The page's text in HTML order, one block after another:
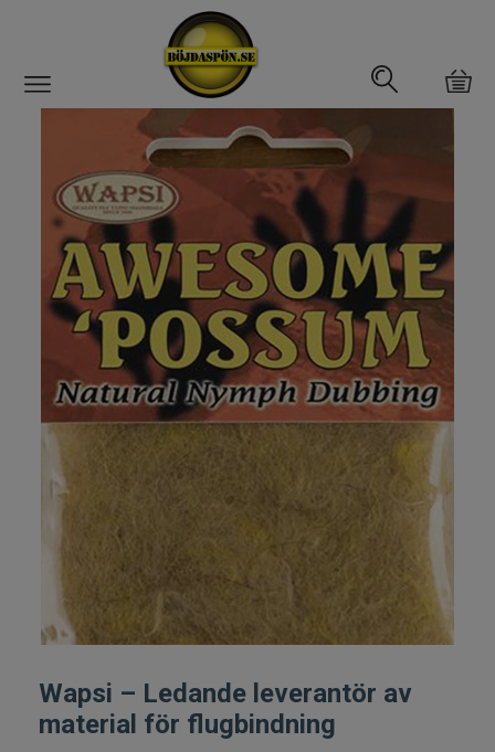
Abborrfemman
Interfiske
Rullar
Fiskeset
Fiskedrag
Småplock
Tillbehör
Flugbindning
Wapsi – Ledande leverantör av
material för flugbindning